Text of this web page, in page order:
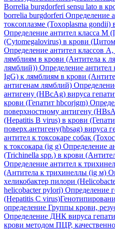
Borrelia burgdorferi sensu lato в
borrelia burgdorferi Определение
токсоплазме (Toxoplasma gondii)
Определение антител класса M
(Cytomegalovirus) в крови
Определение антител классов
лямблиям в крови (Антитела к
лямблий)) Определение
IgG) к лямблиям в крови
антигенам лямблий)
антигену (HBcAg) вируса
крови (Гепатит hbcorjgm)
поверхностному антигену
(Hepatitis B virus) в крови
поверх.антигену(hbsag) вируса
антител к токсокаре собак
к токсокара (ig g) Определение
(Trichinella spp.) в крови
Определение антител к
(Антитела к трихинеллы (ig м)
хеликобактер пилори
helicobacter pylori) Определение
(Hepatitis C
определение Группы крови,
Определение ДНК вируса
крови методом ПЦР,